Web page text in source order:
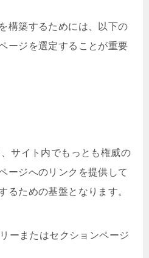
構築するためには、以下の
ージを選定することが重要
サイト内でもっとも権威の
ージへのリンクを提供して
るための基盤となります。
ーまたはセクションページ